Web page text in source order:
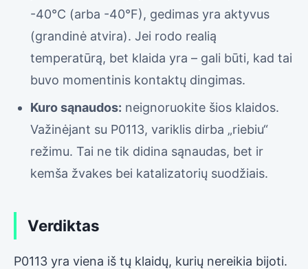
-40°C (arba -40°F), gedimas yra aktyvus
(grandinė atvira). Jei rodo realią
temperatūrą, bet klaida yra – gali būti, kad tai
buvo momentinis kontaktų dingimas.
Kuro sąnaudos: neignoruokite šios klaidos.
Važinėjant su P0113, variklis dirba „riebiu“
režimu. Tai ne tik didina sąnaudas, bet ir
kemša žvakes bei katalizatorių suodžiais.
Verdiktas
P0113 yra viena iš tų klaidų, kurių nereikia bijoti.